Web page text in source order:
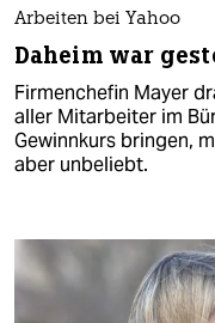
Arbeiten bei Yahoo
Daheim war
Firmenchefin Mayer
aller Mitarbeiter im
Gewinnkurs bringen,
aber unbeliebt.